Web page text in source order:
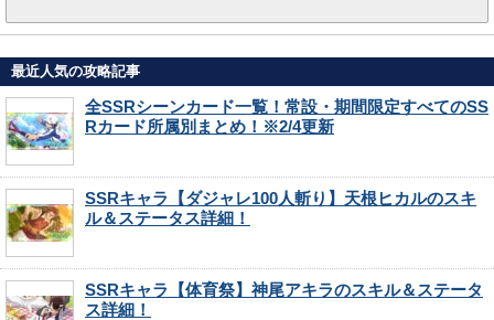
最近人気の攻略記事
全SSRシーンカード一覧！常設・期間限定すべてのSS
Rカード所属別まとめ！※2/4更新
SSRキャラ【ダジャレ100人斬り】天根ヒカルのスキ
ル＆ステータス詳細！
SSRキャラ【体育祭】神尾アキラのスキル＆ステータ
ス詳細！